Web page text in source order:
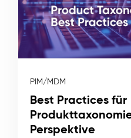
PIM/MDM
Best Practices für
Perspektive